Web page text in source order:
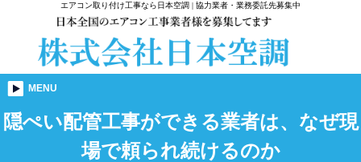
エアコン取り付け工事なら日本空調 | 協力業者・業務委託先募集中
MENU
隠ぺい配管工事ができる業者は、なぜ現
場で頼られ続けるのか